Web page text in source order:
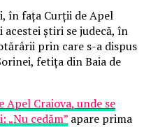
în faţa Curţii de Apel
ştiri se judecă, în
prin care s-a dispus
fetiţa din Baia de
Craiova, unde se
„Nu cedăm” apare prima